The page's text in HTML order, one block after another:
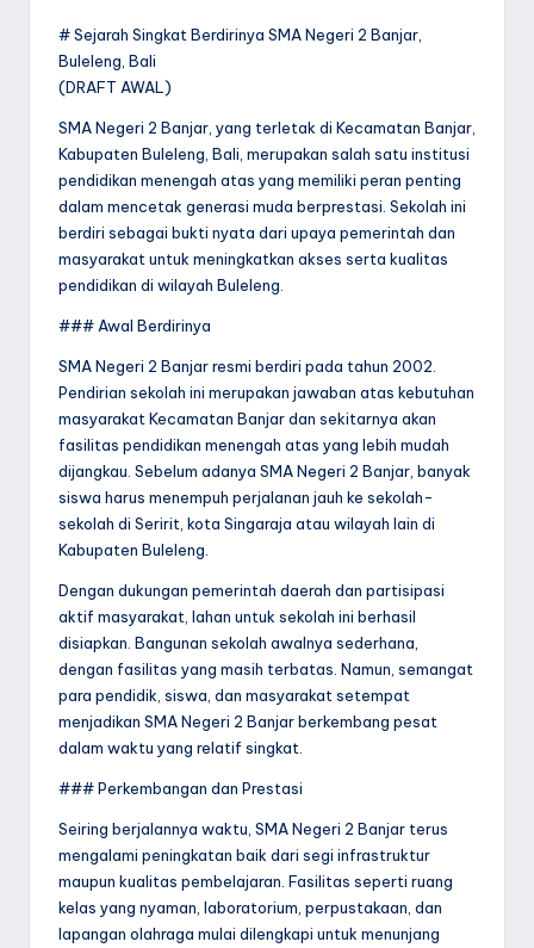
# Sejarah Singkat Berdirinya SMA Negeri 2 Banjar,
Buleleng, Bali
(DRAFT AWAL)
SMA Negeri 2 Banjar, yang terletak di Kecamatan Banjar,
Kabupaten Buleleng, Bali, merupakan salah satu institusi
pendidikan menengah atas yang memiliki peran penting
dalam mencetak generasi muda berprestasi. Sekolah ini
berdiri sebagai bukti nyata dari upaya pemerintah dan
masyarakat untuk meningkatkan akses serta kualitas
pendidikan di wilayah Buleleng.
### Awal Berdirinya
SMA Negeri 2 Banjar resmi berdiri pada tahun 2002.
Pendirian sekolah ini merupakan jawaban atas kebutuhan
masyarakat Kecamatan Banjar dan sekitarnya akan
fasilitas pendidikan menengah atas yang lebih mudah
dijangkau. Sebelum adanya SMA Negeri 2 Banjar, banyak
siswa harus menempuh perjalanan jauh ke sekolah-
sekolah di Seririt, kota Singaraja atau wilayah lain di
Kabupaten Buleleng.
Dengan dukungan pemerintah daerah dan partisipasi
aktif masyarakat, lahan untuk sekolah ini berhasil
disiapkan. Bangunan sekolah awalnya sederhana,
dengan fasilitas yang masih terbatas. Namun, semangat
para pendidik, siswa, dan masyarakat setempat
menjadikan SMA Negeri 2 Banjar berkembang pesat
dalam waktu yang relatif singkat.
### Perkembangan dan Prestasi
Seiring berjalannya waktu, SMA Negeri 2 Banjar terus
mengalami peningkatan baik dari segi infrastruktur
maupun kualitas pembelajaran. Fasilitas seperti ruang
kelas yang nyaman, laboratorium, perpustakaan, dan
lapangan olahraga mulai dilengkapi untuk menunjang